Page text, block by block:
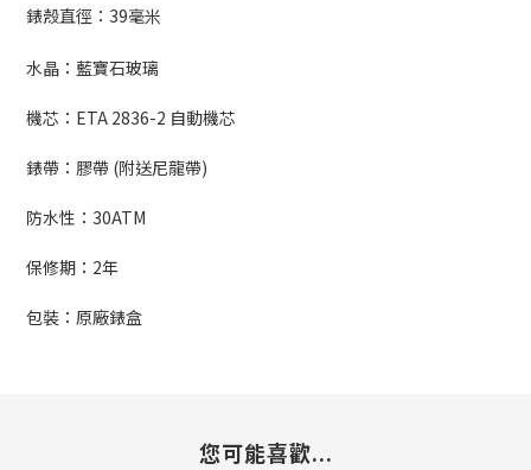
錶殼直徑：39毫米
水晶：藍寶石玻璃
機芯：ETA 2836-2 自動機芯
錶帶：膠帶 (附送尼龍帶)
防水性：30ATM
保修期：2年
包裝：原廠錶盒
您可能喜歡...